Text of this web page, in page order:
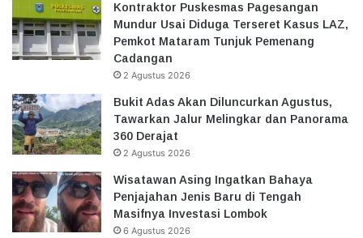
Kontraktor Puskesmas Pagesangan
Mundur Usai Diduga Terseret Kasus LAZ,
Pemkot Mataram Tunjuk Pemenang
Cadangan
2 Agustus 2026
Bukit Adas Akan Diluncurkan Agustus,
Tawarkan Jalur Melingkar dan Panorama
360 Derajat
2 Agustus 2026
Wisatawan Asing Ingatkan Bahaya
Penjajahan Jenis Baru di Tengah
Masifnya Investasi Lombok
6 Agustus 2026